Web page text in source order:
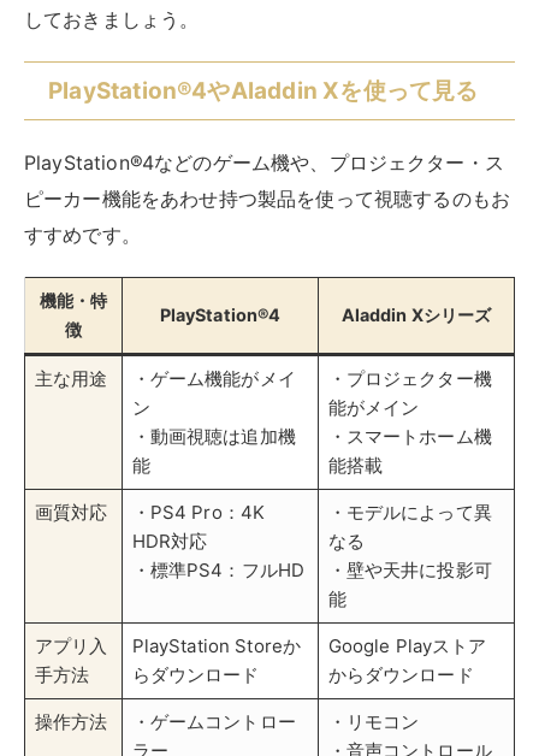
主な用途
・ゲーム機能がメイ
ン
・動画視聴は追加機
能
能がメイン
・スマートホーム機
能搭載
画質対応
・PS4 Pro：4K
HDR対応
・モデルによって異
なる
アプリ入
手方法
らダウンロード
からダウンロード
操作方法
・ゲームコントロー
ラー
・PS4メニューと統
合
・リモコン
・音声コントロール
特長
・ゲーム中でも素早
く動画切替
・高性能な映像処理
・大画面投影が可能
・内蔵スピーカー搭
・照明調整などスマ
ートホーム機能
OS PlayStation専用OS Android TV
PlayStation®4は、ゲーム機としてだけでなく、動画配